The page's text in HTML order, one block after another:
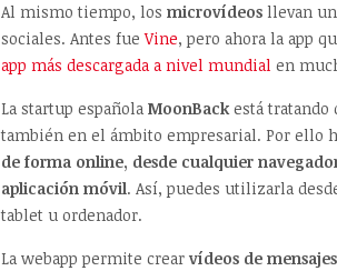
Al mismo tiempo, los microvídeos llevan
sociales. Antes fueVine, pero ahora la app
app más descargada a nivel mundial en
La startup española MoonBackestá tratando
también en el ámbito empresarial. Por ello
de forma online, desde cualquier
aplicación móvil. Así, puedes utilizarla
tablet u ordenador.
La webapp permite crear vídeos de